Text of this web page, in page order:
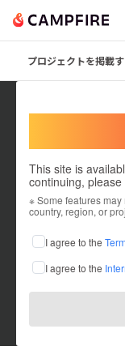
プロジェクトを掲載
This site is
continuing,
※ Some features
country, region, or
I agree to the
I agree to the
これまでに30回支
在住国：日本 現在地
出身国：日本 出身地
矢野大地（やのだい
き 代表理事 大学を